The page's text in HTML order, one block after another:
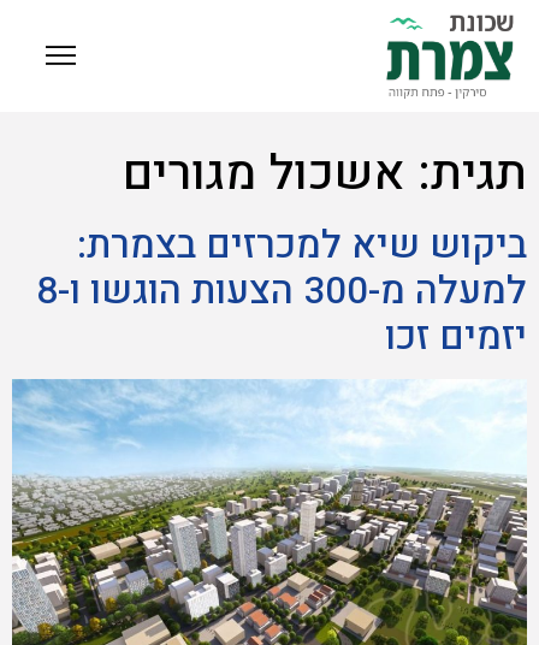
תגית: אשכול מגורים
ביקוש שיא למכרזים בצמרת:
למעלה מ-300 הצעות הוגשו ו-8
יזמים זכו